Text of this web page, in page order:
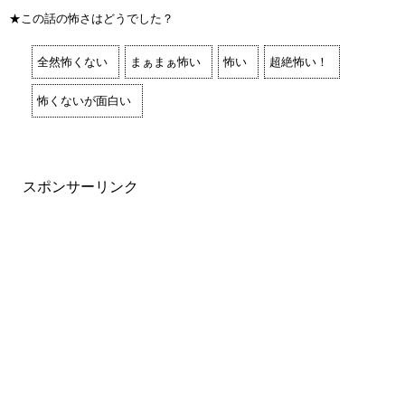
★この話の怖さはどうでした？
全然怖くない まぁまぁ怖い 怖い 超絶怖い！
怖くないが面白い
スポンサーリンク